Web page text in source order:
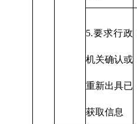
5.要求行政
机关确认或
重新出具已
获取信息